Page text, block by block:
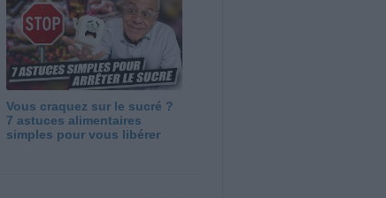
Vous craquez sur le sucré ?
7 astuces alimentaires
simples pour vous libérer